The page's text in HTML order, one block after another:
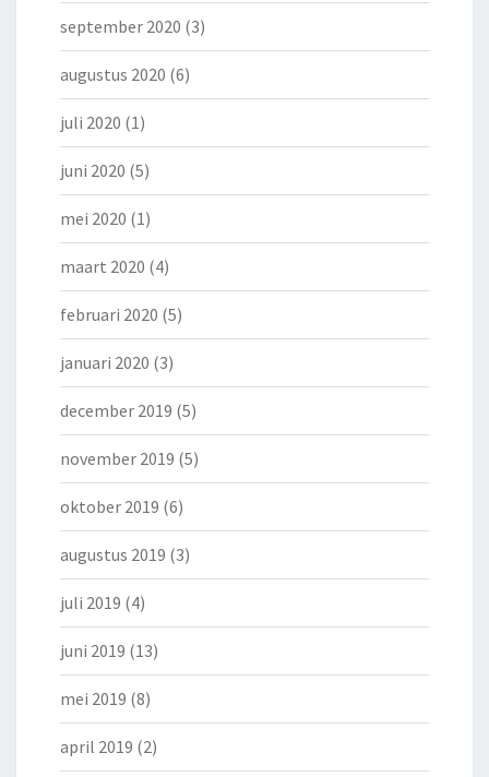
september 2020 (3)
augustus 2020 (6)
juli 2020 (1)
juni 2020 (5)
mei 2020 (1)
maart 2020 (4)
februari 2020 (5)
januari 2020 (3)
december 2019 (5)
november 2019 (5)
oktober 2019 (6)
augustus 2019 (3)
juli 2019 (4)
juni 2019 (13)
mei 2019 (8)
april 2019 (2)